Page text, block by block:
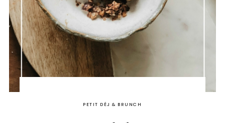
PETIT DÉJ & BRUNCH